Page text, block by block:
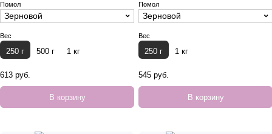
613 руб.
В корзину
Помол
Зерновой
Вес
250 г 500 г 1 кг
545 руб.
В корзину
Помол
Зерновой
Вес
250 г 1 кг